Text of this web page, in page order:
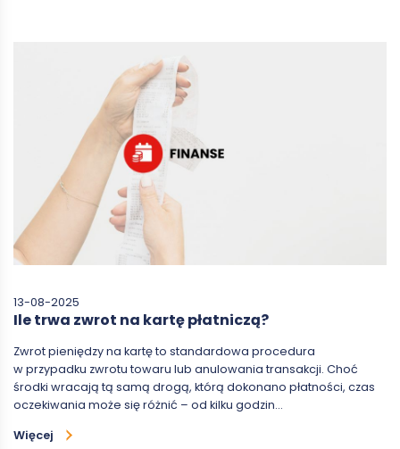
13-08-2025
Ile trwa zwrot na kartę płatniczą?
Zwrot pieniędzy na kartę to standardowa procedura
w przypadku zwrotu towaru lub anulowania transakcji. Choć
środki wracają tą samą drogą, którą dokonano płatności, czas
oczekiwania może się różnić – od kilku godzin…
Więcej